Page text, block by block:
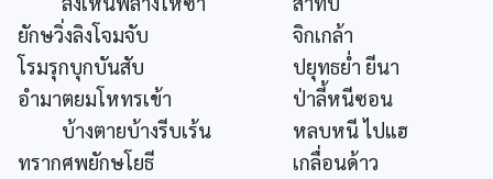
ยักษวิ่งลิงโจมจับ
จิกเกล้า
โรมรุกบุกบันสับ
ปยุทธย่ำ ยีนา
อำมาตยมโหทรเข้า
ป่าลี้หนีซอน
บ้างตายบ้างรีบเร้น
หลบหนี ไปแฮ
ทรากศพยักษโยธี
เกลื่อนด้าว